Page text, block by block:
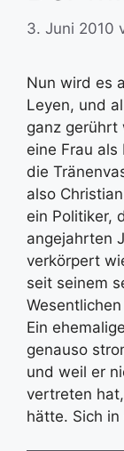
3. Juni 2010
Nun wird es
Leyen, und
ganz gerührt
eine Frau
die
also
ein Politiker,
angejahrten
verkörpert
seit seinem
Ein
genauso
und weil er
vertreten
hätte. Sich